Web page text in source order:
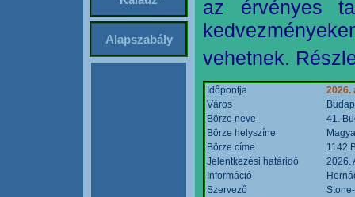
Alapszabály
az érvényes
vehetnek.
Időpontja
2026.
Város
Börze neve
41.
Börze helyszíne
Börze címe
1142
Jelentkezési határidő
2026.
Információ
Szervező